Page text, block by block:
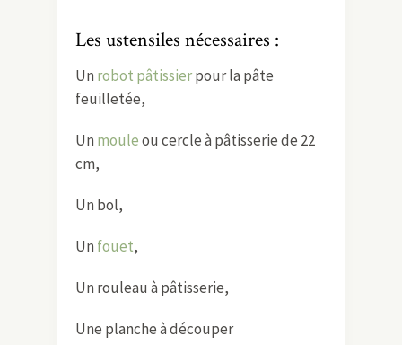
Les ustensiles nécessaires :
Un robot pâtissierpour la pâte
feuilletée,
Un mouleou cercle à pâtisserie de 22
cm,
Un bol,
Un fouet,
Un rouleau à pâtisserie,
Une planche à découper